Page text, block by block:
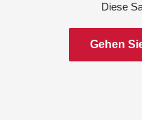
Diese
Gehen